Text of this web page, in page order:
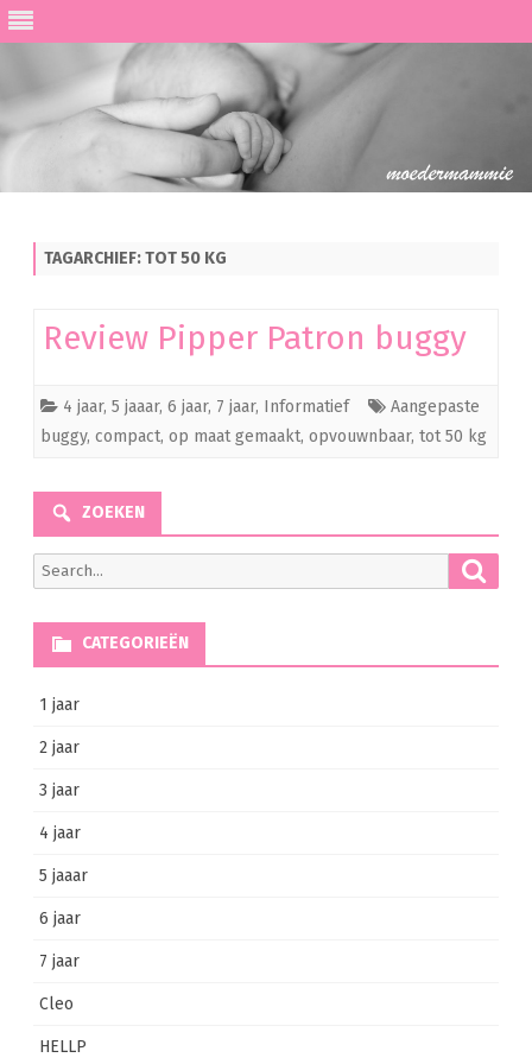
TAGARCHIEF:TOT 50 KG
Review Pipper Patron buggy
4 jaar, 5 jaaar, 6 jaar, 7 jaar, Informatief
Aangepaste
buggy, compact, op maat gemaakt, opvouwnbaar, tot 50 kg
ZOEKEN
Search
for:
CATEGORIEËN
1 jaar
2 jaar
3 jaar
4 jaar
5 jaaar
6 jaar
7 jaar
Cleo
HELLP